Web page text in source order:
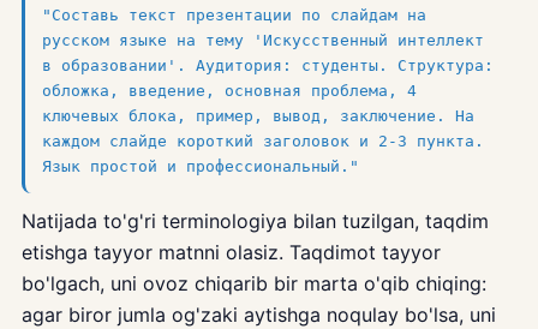
"Составь текст презентации по слайдам на
русском языке на тему 'Искусственный интеллект
в образовании'. Аудитория: студенты. Структура:
обложка, введение, основная проблема, 4
ключевых блока, пример, вывод, заключение. На
каждом слайде короткий заголовок и 2-3 пункта.
Язык простой и профессиональный."
Natijada to'g'ri terminologiya bilan tuzilgan, taqdim
etishga tayyor matnni olasiz. Taqdimot tayyor
bo'lgach, uni ovoz chiqarib bir marta o'qib chiqing:
agar biror jumla og'zaki aytishga noqulay bo'lsa, uni